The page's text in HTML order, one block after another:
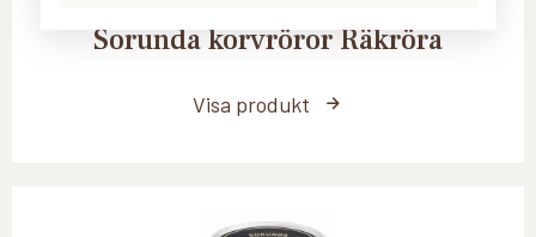
Sorunda korvröror Räkröra
Visa produkt